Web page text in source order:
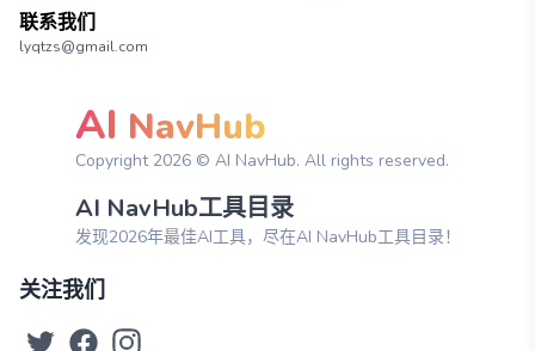
联系我们
lyqtzs@gmail.com
AI NavHub
Copyright 2026© AI NavHub. All rights reserved.
AI NavHub工具目录
发现2026年最佳AI工具，尽在AI NavHub工具目录！
关注我们